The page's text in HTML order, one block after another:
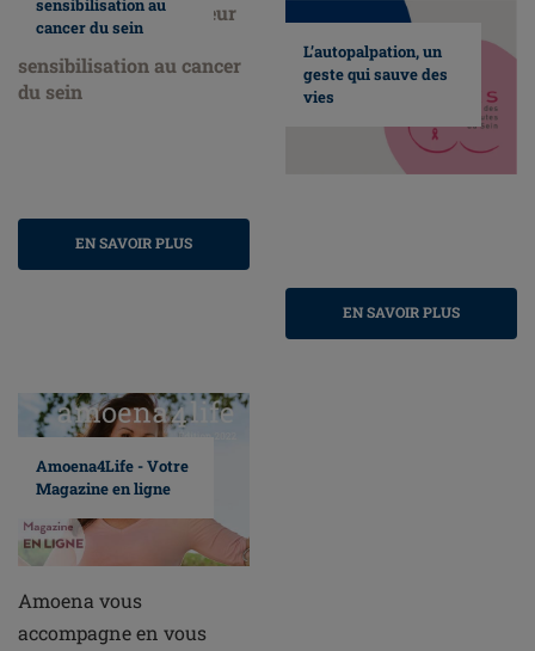
sensibilisation au
cancer du sein
EN SAVOIR PLUS
L’autopalpation, un
geste qui sauve des
vies
EN SAVOIR PLUS
Amoena4Life - Votre
Magazine en ligne
Amoena vous
accompagne en vous